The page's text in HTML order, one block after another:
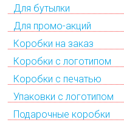
Для бутылки
Для промо-акций
Коробки на заказ
Коробки с логотипом
Коробки с печатью
Упаковки с логотипом
Подарочные коробки